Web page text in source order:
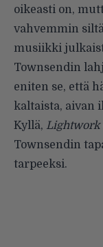
oikeasti on,
vahvemmin
musiikki
Townsendin
eniten se, että
kaltaista, aivan
Kyllä, Lightwork
Townsendin
tarpeeksi.